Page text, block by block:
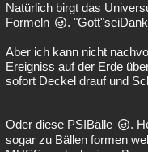
Natürlich birgt das
Formeln
. "Gott"seiDank
Aber ich kann nicht
Ereigniss auf der Erde
sofort Deckel drauf und
Oder diese PSIBälle
.
sogar zu Bällen formen